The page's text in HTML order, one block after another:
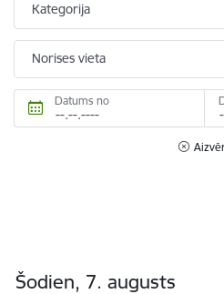
Kategorija
Norises vieta
Datums no
Šodien, 7. augusts